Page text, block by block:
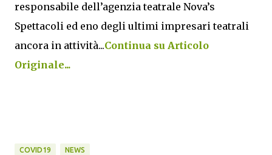
responsabile dell’agenzia teatrale Nova’s
Spettacoli ed eno degli ultimi impresari teatrali
ancora in attività...Continua su Articolo
Originale...
COVID19 NEWS